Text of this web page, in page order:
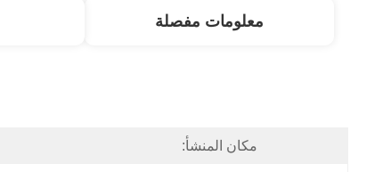
معلومات مفصلة
مكان المنشأ: